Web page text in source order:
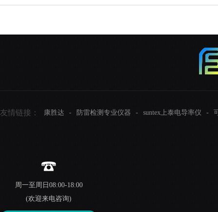
友情链接： 康胜达 - 防雷检测专业仪器 - suntex上泰电导率仪 -
周一至周日08:00-18:00
(欢迎来电咨询)